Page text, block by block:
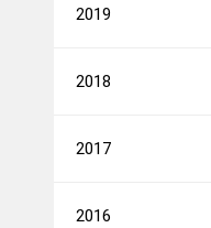
2019
2018
2017
2016